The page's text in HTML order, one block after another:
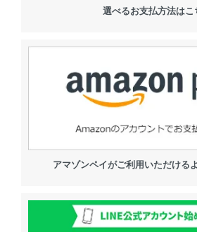
選べるお支払方法はこ
アマゾンペイがご利用いただける